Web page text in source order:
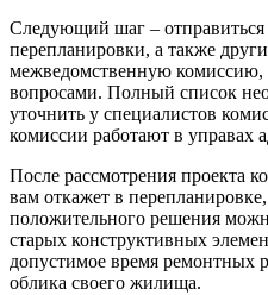
Следующий шаг – отправиться
перепланировки, а также
межведомственную комиссию,
вопросами. Полный список
уточнить у специалистов
комиссии работают в управах
После рассмотрения проекта
вам откажет в
положительного решения
старых конструктивных
допустимое время ремонтных
облика своего жилища.